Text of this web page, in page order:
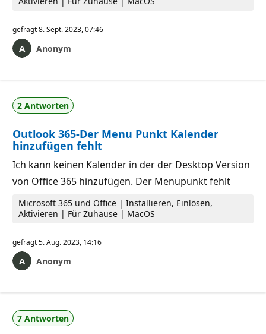
gefragt8. Sept. 2023, 07:46
Anonym
2 Antworten
Outlook 365-Der Menu Punkt Kalender
hinzufügen fehlt
Ich kann keinen Kalender in der der Desktop Version
von Office 365 hinzufügen. Der Menupunkt fehlt
Microsoft 365 und Office | Installieren, Einlösen,
Aktivieren | Für Zuhause | MacOS
gefragt5. Aug. 2023, 14:16
Anonym
7 Antworten